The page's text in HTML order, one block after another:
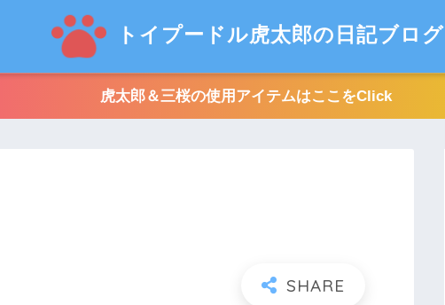
トイプードル虎太郎の日記ブログ
虎太郎＆三桜の使用アイテムはここをClick